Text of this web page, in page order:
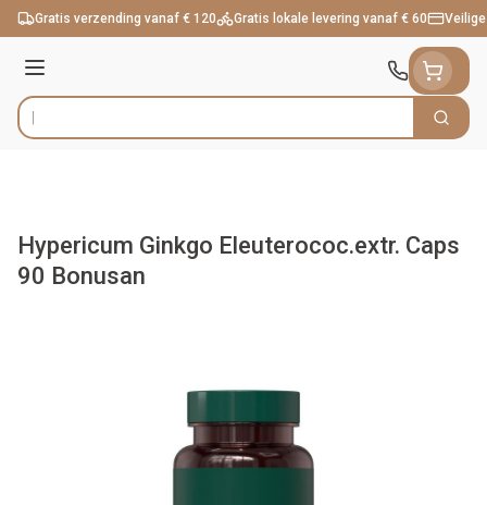
Ga naar de inhoud
Gratis verzending vanaf € 120 Gratis lokale levering vanaf € 60
Menu
Product, merk, categorie... Zoek
Hypericum Ginkgo Eleuterococ.extr. Caps
90 Bonusan